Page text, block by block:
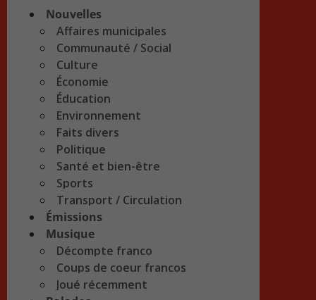
Nouvelles
Affaires municipales
Communauté / Social
Culture
Économie
Éducation
Environnement
Faits divers
Politique
Santé et bien-être
Sports
Transport / Circulation
Émissions
Musique
Décompte franco
Coups de coeur francos
Joué récemment